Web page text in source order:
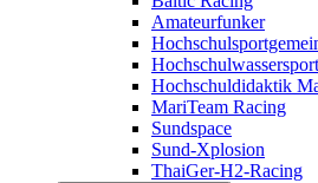
Amateurfunker
Hochschuldidaktik
MariTeam Racing
Sundspace
Sund-Xplosion
ThaiGer-H2-Racing